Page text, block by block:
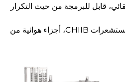
قابل للبرمجة من حيث التكرار
مستشعرات CHIIB، أجزاء هوائية من